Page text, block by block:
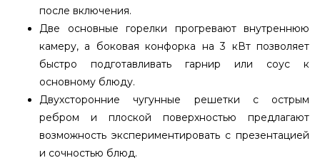
после включения.
Две основные горелки прогревают внутреннюю
камеру, а боковая конфорка на 3 кВт позволяет
быстро подготавливать гарнир или соус к
основному блюду.
Двухсторонние чугунные решетки с острым
ребром и плоской поверхностью предлагают
возможность экспериментировать с презентацией
и сочностью блюд.